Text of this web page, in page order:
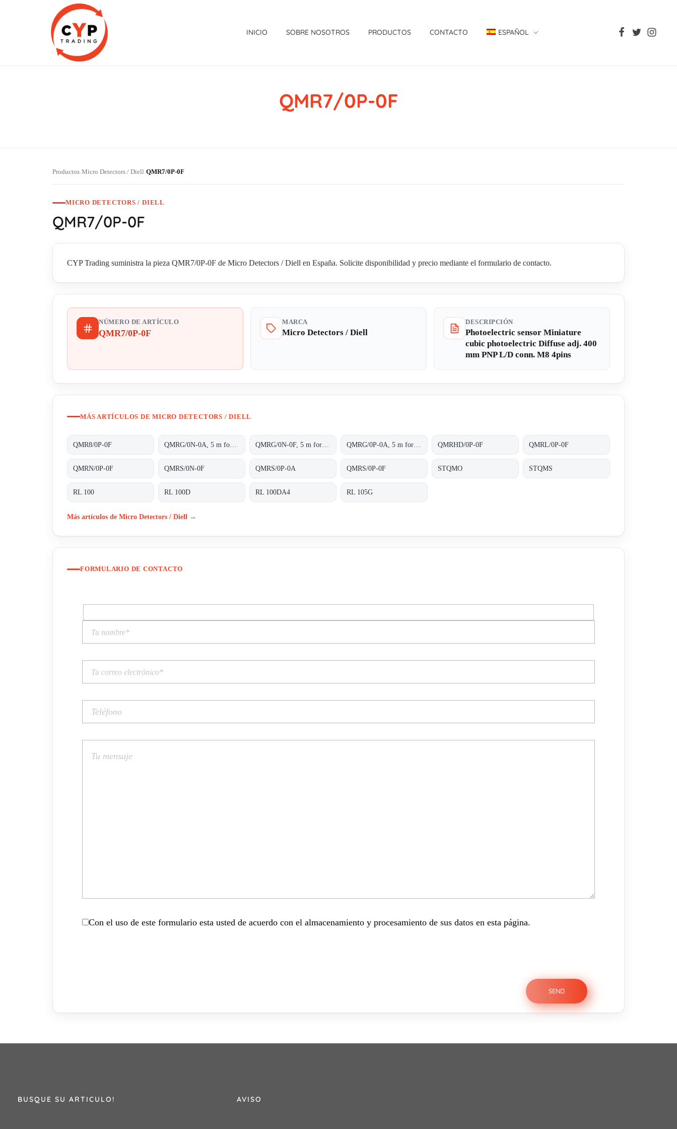
INICIO SOBRE NOSOTROS PRODUCTOS CONTACTO ESPAÑOL
QMR7/0P-0F
Productos›Micro Detectors / Diell›QMR7/0P-0F
MICRO DETECTORS / DIELL
QMR7/0P-0F
CYP Trading suministra la pieza QMR7/0P-0F de Micro Detectors / Diell en España. Solicite disponibilidad y precio mediante el formulario de contacto.
NÚMERO DE ARTÍCULO
QMR7/0P-0F
MARCA
Micro Detectors / Diell
DESCRIPCIÓN
Photoelectric sensor Miniature
cubic photoelectric Diffuse adj. 400
mm PNP L/D conn. M8 4pins
MÁS ARTÍCULOS DE MICRO DETECTORS / DIELL
QMR8/0P-0F QMRHD/0P-0F QMRL/0P-0F
QMRN/0P-0F QMRS/0N-0F QMRS/0P-0A QMRS/0P-0F STQMO STQMS
RL 100 RL 100D RL 100DA4 RL 105G
Más artículos de Micro Detectors / Diell →
FORMULARIO DE CONTACTO
Con el uso de este formulario esta usted de acuerdo con el almacenamiento y procesamiento de sus datos en esta página.
BUSQUE SU ARTICULO! AVISO